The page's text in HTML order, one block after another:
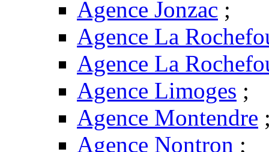
Agence Jonzac ;
Agence La
Agence La
Agence Limoges ;
Agence Montendre
Agence Nontron ;